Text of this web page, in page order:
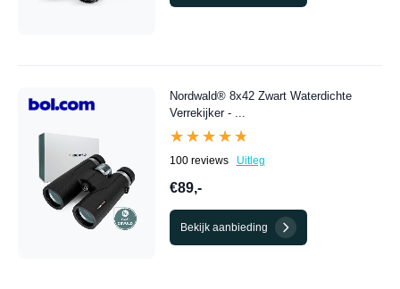
Nordwald® 8x42 Zwart Waterdichte
Verrekijker - ...
★★★★★
★★★★★
100 reviews Uitleg
€89,-
Bekijk aanbieding